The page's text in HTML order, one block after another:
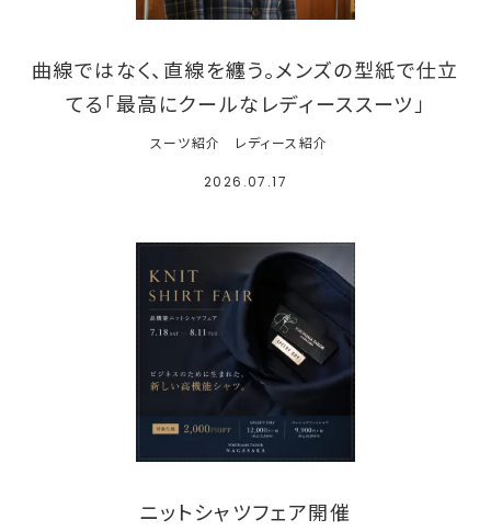
曲線ではなく、直線を纏う。メンズの型紙で仕立
てる「最高にクールなレディーススーツ」
スーツ紹介 レディース紹介
2026.07.17
ニットシャツフェア開催